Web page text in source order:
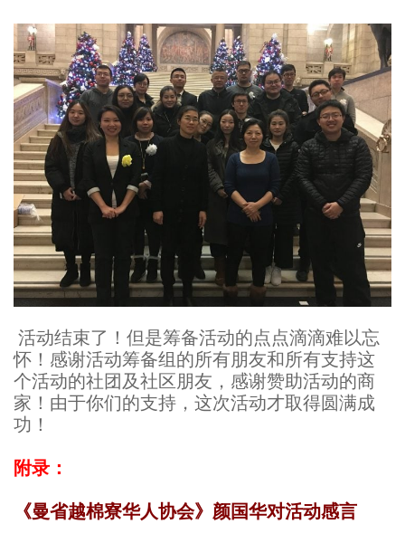
活动结束了！但是筹备活动的点点滴滴难以忘
怀！感谢活动筹备组的所有朋友和所有支持这
个活动的社团及社区朋友，感谢赞助活动的商
家！由于你们的支持，这次活动才取得圆满成
功！
附录：
《曼省越棉寮华人协会》颜国华对活动感言